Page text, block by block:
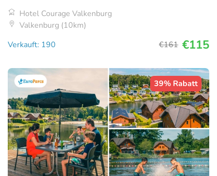
Hotel Courage Valkenburg
Valkenburg (10km)
Verkauft: 190
€161 €115
39% Rabatt